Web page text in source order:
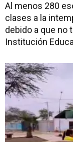
Al menos 280
clases a la
debido a que no
Institución